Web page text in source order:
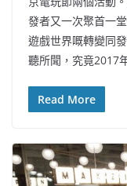
發者又一次聚首一
遊戲世界嘅轉變同
聽所聞，究竟2017
Read More